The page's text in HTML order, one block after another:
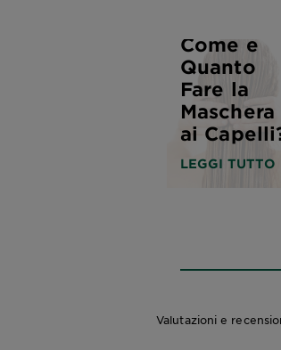
Come e
Quanto
Fare la
Maschera
ai
LEGGI TUTTO
Valutazioni e